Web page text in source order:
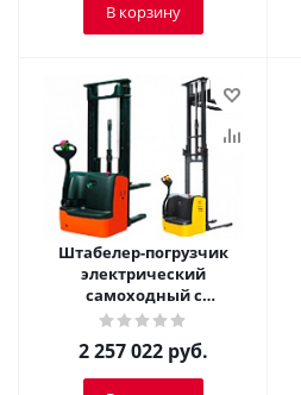
В корзину
Штабелер-погрузчик
электрический
самоходный с
платформой TOR 2,0 т 4,5
2 257 022 руб.